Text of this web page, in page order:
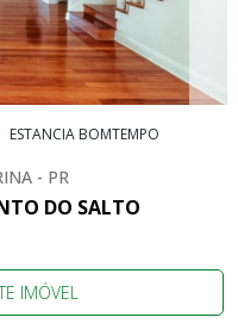
ESTANCIA BOMTEMPO
- PR
DO SALTO
IMÓVEL